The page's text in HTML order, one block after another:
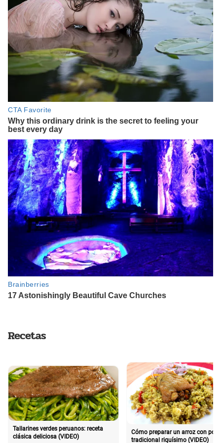
Recetas
Tallarines verdes peruanos: receta
clásica deliciosa (VIDEO)
Cómo preparar un arroz con pollo
tradicional riquísimo (VIDEO)